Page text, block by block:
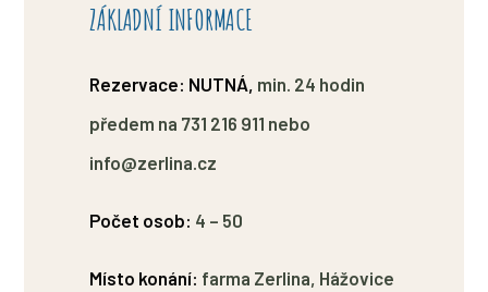
ZÁKLADNÍ INFORMACE
Rezervace: NUTNÁ, min. 24 hodin
předem na 731 216 911 nebo
info@zerlina.cz
Počet osob: 4 – 50
Místo konání: farma Zerlina, Hážovice